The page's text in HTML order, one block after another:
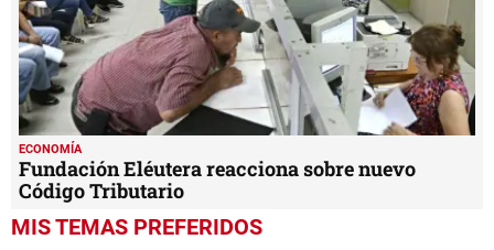
ECONOMÍA
Fundación Eléutera reacciona sobre nuevo
Código Tributario
MIS TEMAS PREFERIDOS